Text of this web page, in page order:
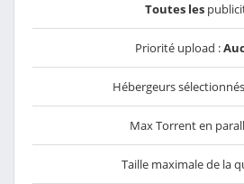
Toutes les
Priorité upload :
Hébergeurs
Max Torrent en
Taille maximale de la